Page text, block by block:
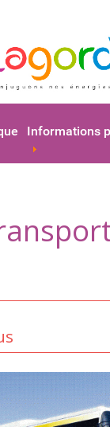
Informations